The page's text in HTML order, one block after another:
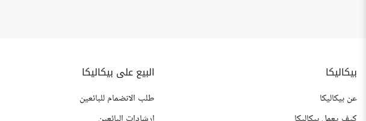
بيكاليكا
عن بيكاليكا
البيع على بيكاليكا
طلب الانضمام للبائعين